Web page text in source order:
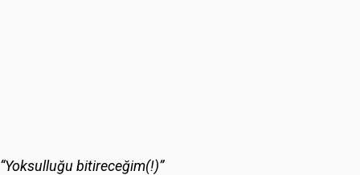
“Yoksulluğu bitireceğim(!)”